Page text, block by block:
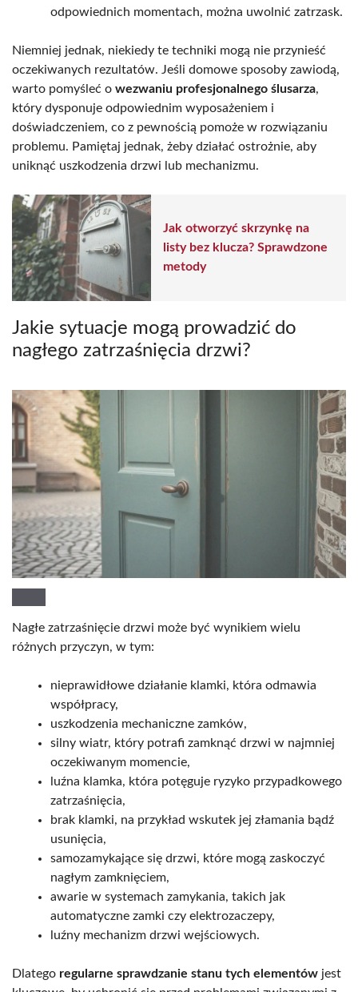
odpowiednich momentach, można uwolnić zatrzask.
Niemniej jednak, niekiedy te techniki mogą nie przynieść
oczekiwanych rezultatów. Jeśli domowe sposoby zawiodą,
warto pomyśleć o wezwaniu profesjonalnego ślusarza,
który dysponuje odpowiednim wyposażeniem i
doświadczeniem, co z pewnością pomoże w rozwiązaniu
problemu. Pamiętaj jednak, żeby działać ostrożnie, aby
uniknąć uszkodzenia drzwi lub mechanizmu.
Jak otworzyć skrzynkę na
listy bez klucza? Sprawdzone
metody
Jakie sytuacje mogą prowadzić do
nagłego zatrzaśnięcia drzwi?
Nagłe zatrzaśnięcie drzwi może być wynikiem wielu
różnych przyczyn, w tym:
nieprawidłowe działanie klamki, która odmawia
współpracy,
uszkodzenia mechaniczne zamków,
silny wiatr, który potrafi zamknąć drzwi w najmniej
oczekiwanym momencie,
luźna klamka, która potęguje ryzyko przypadkowego
zatrzaśnięcia,
brak klamki, na przykład wskutek jej złamania bądź
usunięcia,
samozamykające się drzwi, które mogą zaskoczyć
nagłym zamknięciem,
awarie w systemach zamykania, takich jak
automatyczne zamki czy elektrozaczepy,
luźny mechanizm drzwi wejściowych.
Dlatego regularne sprawdzanie stanu tych elementów jest